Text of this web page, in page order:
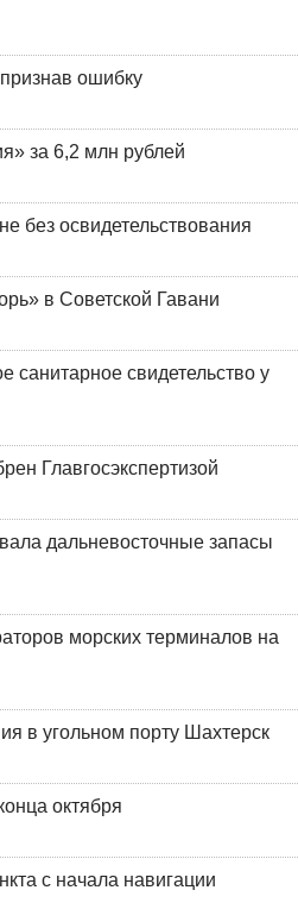
ошибку
за 6,2 млн рублей
без освидетельствования
в Советской Гавани
санитарное свидетельство у
Главгосэкспертизой
дальневосточные запасы
морских терминалов на
в угольном порту Шахтерск
октября
с начала навигации